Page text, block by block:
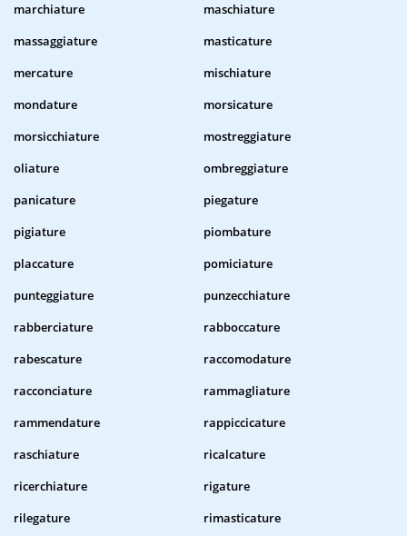
marchiature
maschiature
massaggiature
masticature
mercature
mischiature
mondature
morsicature
morsicchiature
mostreggiature
oliature
ombreggiature
panicature
piegature
pigiature
piombature
placcature
pomiciature
punteggiature
punzecchiature
rabberciature
rabboccature
rabescature
raccomodature
racconciature
rammagliature
rammendature
rappiccicature
raschiature
ricalcature
ricerchiature
rigature
rilegature
rimasticature